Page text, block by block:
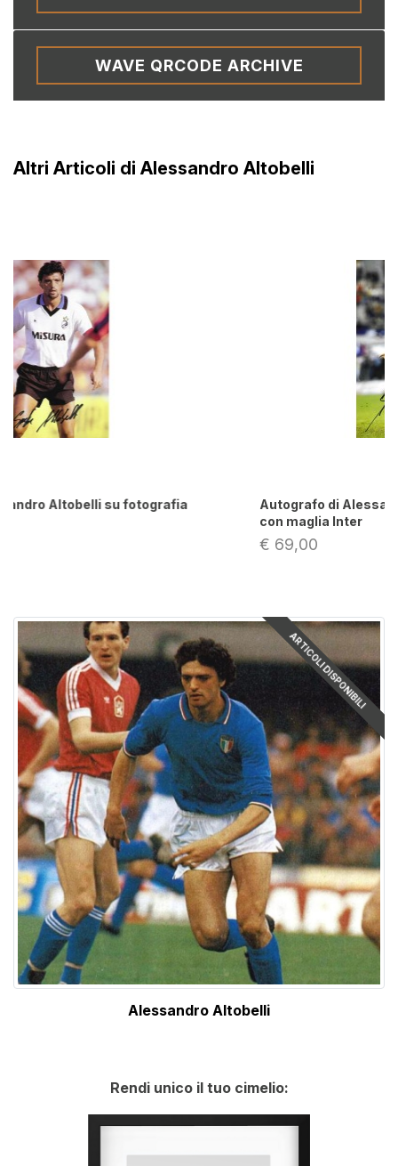
ARTICOLI DISPONIBILI
Alessandro Altobelli
Rendi unico il tuo cimelio:
WAVE QRCODE ARCHIVE
Altri Articoli di Alessandro Altobelli
Autografo di Alessandro Altobelli su fotografia